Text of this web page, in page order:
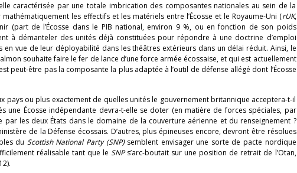
caractérisée par une totale imbrication des composantes nationales au sein de la
les effectifs et les matériels entre l’Écosse et le Royaume-Uni (rUK,
(part de l’Écosse dans le PIB national, environ 9 %, ou en fonction de son poids
à démanteler des unités déjà constituées pour répondre à une doctrine d’emploi
vue de leur déployabilité dans les théâtres extérieurs dans un délai réduit. Ainsi, le
souhaite faire le fer de lance d’une force armée écossaise, et qui est actuellement
peut-être pas la composante la plus adaptée à l’outil de défense allégé dont l’Écosse
pays ou plus exactement de quelles unités le gouvernement britannique acceptera-t-il
une Écosse indépendante devra-t-elle se doter (en matière de forces spéciales, par
les deux États dans le domaine de la couverture aérienne et du renseignement ?
de la Défense écossais. D’autres, plus épineuses encore, devront être résolues
du Scottish National Party (SNP)semblent envisager une sorte de pacte nordique
réalisable tant que le SNPs’arc-boutait sur une position de retrait de l’Otan,